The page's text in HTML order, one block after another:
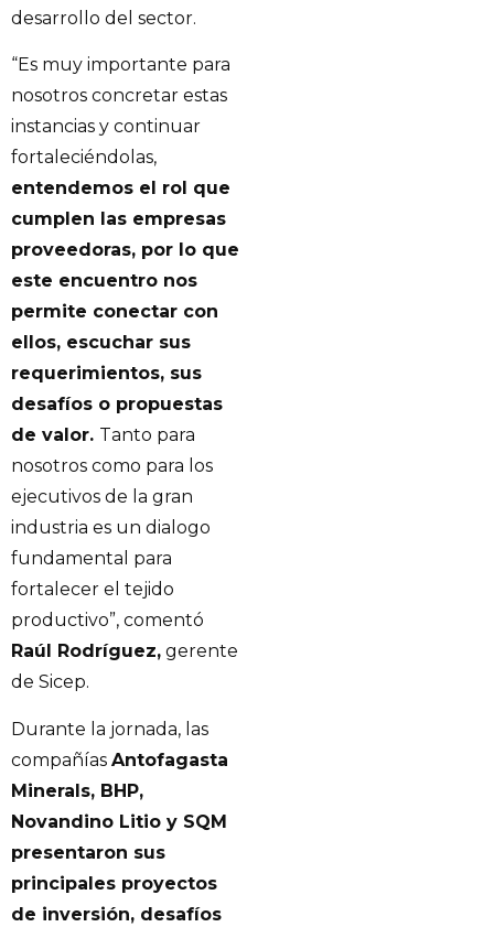
desarrollo del sector.
“Es muy importante para
nosotros concretar estas
instancias y continuar
fortaleciéndolas,
entendemos el rol que
cumplen las empresas
proveedoras, por lo que
este encuentro nos
permite conectar con
ellos, escuchar sus
requerimientos, sus
desafíos o propuestas
de valor. Tanto para
nosotros como para los
ejecutivos de la gran
industria es un dialogo
fundamental para
fortalecer el tejido
productivo”, comentó
Raúl Rodríguez, gerente
de Sicep.
Durante la jornada, las
compañías Antofagasta
Minerals, BHP,
Novandino Litio y SQM
presentaron sus
principales proyectos
de inversión, desafíos